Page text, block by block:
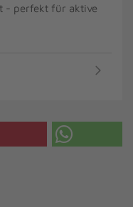
- perfekt für aktive